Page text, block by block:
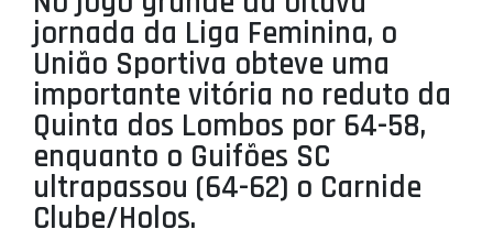
ÁREA TÉCNICA
PROJETOS
LIGA BETCLIC MASCULINA
LIGA BETCLIC FEMININA
jornada da Liga Feminina, o
União Sportiva obteve uma
importante vitória no reduto da
Quinta dos Lombos por 64-58,
enquanto o Guifões SC
ultrapassou (64-62) o Carnide
Clube/Holos.